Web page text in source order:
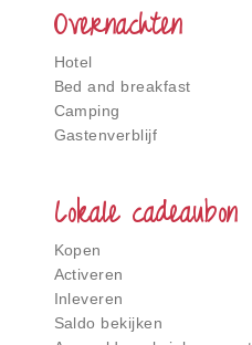
Overnachten
Hotel
Bed and breakfast
Camping
Gastenverblijf
Lokale cadeaubon
Kopen
Activeren
Inleveren
Saldo bekijken